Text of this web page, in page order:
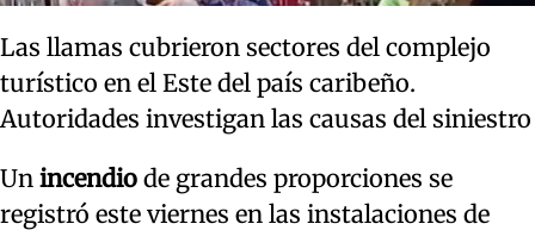
Las llamas cubrieron sectores del complejo
turístico en el Este del país caribeño.
Autoridades investigan las causas del siniestro
Un incendio de grandes proporciones se
registró este viernes en las instalaciones de